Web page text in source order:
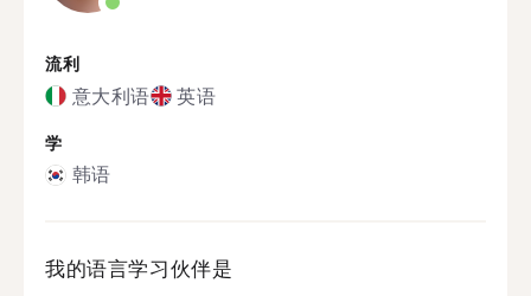
流利
意大利语 英语
学
韩语
我的语言学习伙伴是